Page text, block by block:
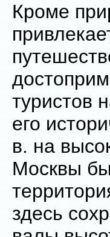
Кроме
туристов
его
в. на
Москвы
здесь